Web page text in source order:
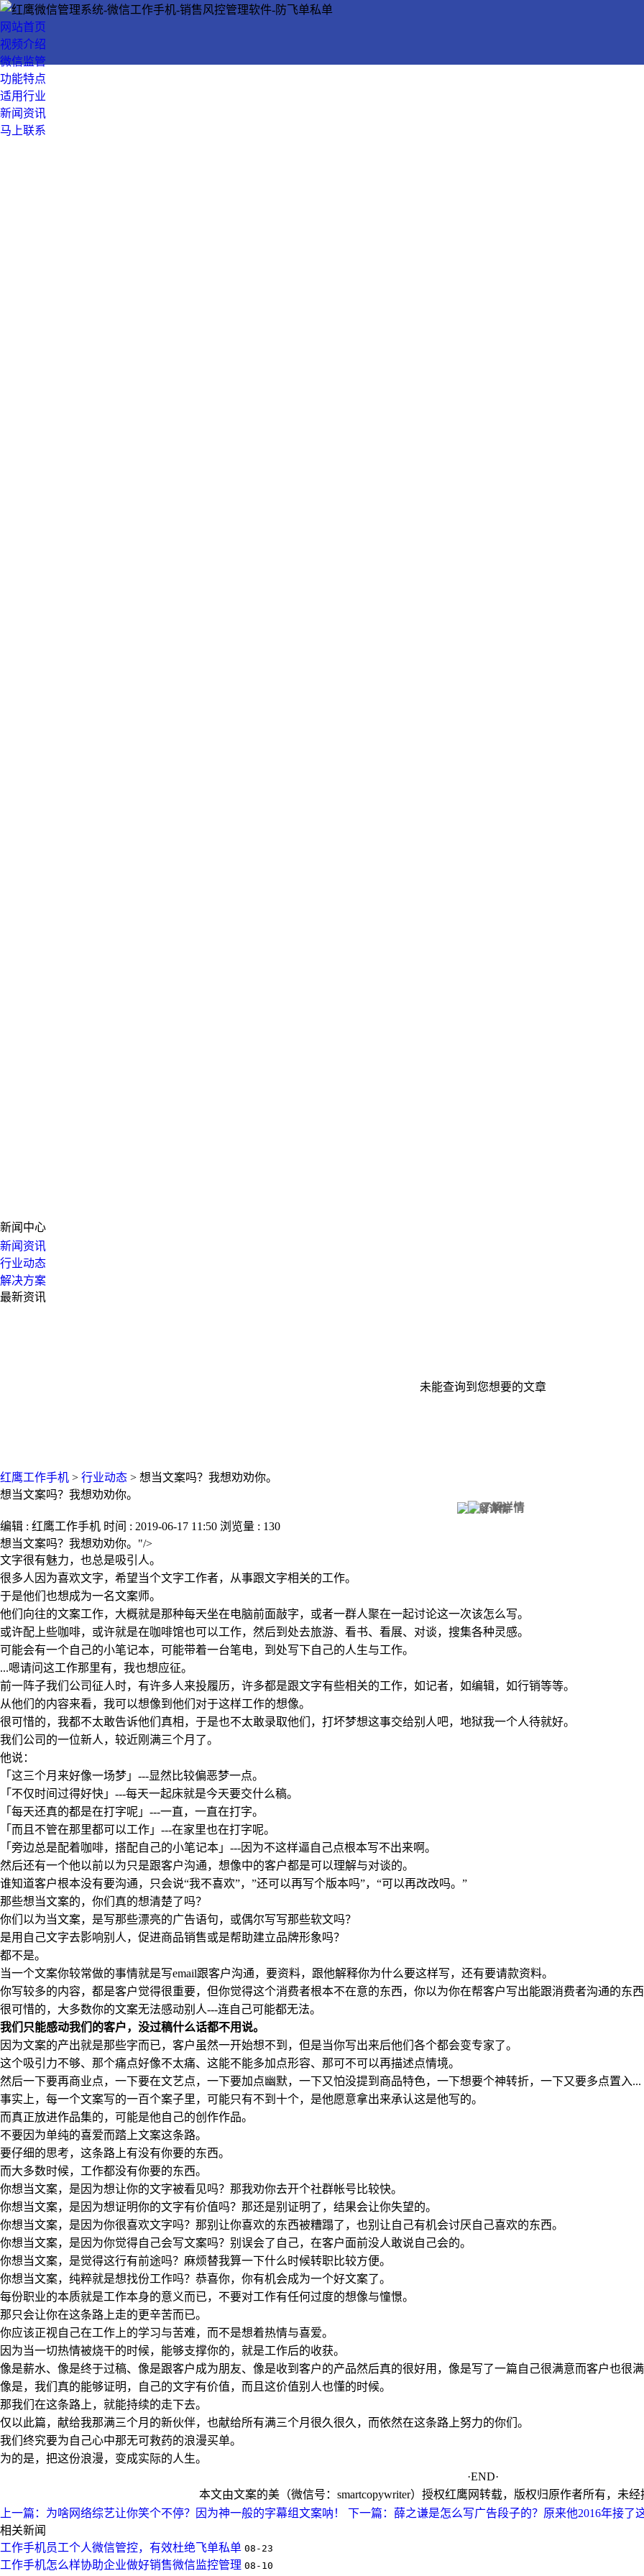
网站首页
视频介绍
微信监管
功能特点
适用行业
新闻资讯
马上联系
新闻中心
新闻资讯
行业动态
解决方案
最新资讯
未能查询到您想要的文章
红鹰工作手机 > 行业动态 > 想当文案吗？我想劝劝你。
想当文案吗？我想劝劝你。
编辑 : 红鹰工作手机 时间 : 2019-06-17 11:50 浏览量 : 130
想当文案吗？我想劝劝你。"/>
文字很有魅力，也总是吸引人。
很多人因为喜欢文字，希望当个文字工作者，从事跟文字相关的工作。
于是他们也想成为一名文案师。
他们向往的文案工作，大概就是那种每天坐在电脑前面敲字，或者一群人聚在一起讨论这一次该怎么写。
或许配上些咖啡，或许就是在咖啡馆也可以工作，然后到处去旅游、看书、看展、对谈，搜集各种灵感。
可能会有一个自己的小笔记本，可能带着一台笔电，到处写下自己的人生与工作。
...嗯请问这工作那里有，我也想应征。
前一阵子我们公司征人时，有许多人来投履历，许多都是跟文字有些相关的工作，如记者，如编辑，如行销等等。
从他们的内容来看，我可以想像到他们对于这样工作的想像。
很可惜的，我都不太敢告诉他们真相，于是也不太敢录取他们，打坏梦想这事交给别人吧，地狱我一个人待就好。
我们公司的一位新人，较近刚满三个月了。
他说：
「这三个月来好像一场梦」---显然比较偏恶梦一点。
「不仅时间过得好快」---每天一起床就是今天要交什么稿。
「每天还真的都是在打字呢」---一直，一直在打字。
「而且不管在那里都可以工作」---在家里也在打字呢。
「旁边总是配着咖啡，搭配自己的小笔记本」---因为不这样逼自己点根本写不出来啊。
然后还有一个他以前以为只是跟客户沟通，想像中的客户都是可以理解与对谈的。
谁知道客户根本没有要沟通，只会说“我不喜欢”，”还可以再写个版本吗”，“可以再改改吗。”
那些想当文案的，你们真的想清楚了吗？
你们以为当文案，是写那些漂亮的广告语句，或偶尔写写那些软文吗？
是用自己文字去影响别人，促进商品销售或是帮助建立品牌形象吗？
都不是。
当一个文案你较常做的事情就是写email跟客户沟通，要资料，跟他解释你为什么要这样写，还有要请款资料。
你写较多的内容，都是客户觉得很重要，但你觉得这个消费者根本不在意的东西，你以为你在帮客户写出能跟消费者沟通的东
很可惜的，大多数你的文案无法感动别人---连自己可能都无法。
我们只能感动我们的客户，没过稿什么话都不用说。
因为文案的产出就是那些字而已，客户虽然一开始想不到，但是当你写出来后他们各个都会变专家了。
这个吸引力不够、那个痛点好像不太痛、这能不能多加点形容、那可不可以再描述点情境。
然后一下要再商业点，一下要在文艺点，一下要加点幽默，一下又怕没提到商品特色，一下想要个神转折，一下又要多点置入...
事实上，每一个文案写的一百个案子里，可能只有不到十个，是他愿意拿出来承认这是他写的。
而真正放进作品集的，可能是他自己的创作作品。
不要因为单纯的喜爱而踏上文案这条路。
要仔细的思考，这条路上有没有你要的东西。
而大多数时候，工作都没有你要的东西。
你想当文案，是因为想让你的文字被看见吗？那我劝你去开个社群帐号比较快。
你想当文案，是因为想证明你的文字有价值吗？那还是别证明了，结果会让你失望的。
你想当文案，是因为你很喜欢文字吗？那别让你喜欢的东西被糟蹋了，也别让自己有机会讨厌自己喜欢的东西。
你想当文案，是因为你觉得自己会写文案吗？别误会了自己，在客户面前没人敢说自己会的。
你想当文案，是觉得这行有前途吗？麻烦替我算一下什么时候转职比较方便。
你想当文案，纯粹就是想找份工作吗？恭喜你，你有机会成为一个好文案了。
每份职业的本质就是工作本身的意义而已，不要对工作有任何过度的想像与憧憬。
那只会让你在这条路上走的更辛苦而已。
你应该正视自己在工作上的学习与苦难，而不是想着热情与喜爱。
因为当一切热情被烧干的时候，能够支撑你的，就是工作后的收获。
像是薪水、像是终于过稿、像是跟客户成为朋友、像是收到客户的产品然后真的很好用，像是写了一篇自己很满意而客户也很
像是，我们真的能够证明，自己的文字有价值，而且这价值别人也懂的时候。
那我们在这条路上，就能持续的走下去。
仅以此篇，献给我那满三个月的新伙伴，也献给所有满三个月很久很久，而依然在这条路上努力的你们。
我们终究要为自己心中那无可救药的浪漫买单。
为的是，把这份浪漫，变成实际的人生。
·END·
本文由文案的美（微信号：smartcopywriter）授权红鹰网转载，版权归原作者所有，未
上一篇：为啥网络综艺让你笑个不停？因为神一般的字幕组文案呐！
下一篇：薛之谦是怎么写广告段子的？原来他2016年接了
相关新闻
工作手机员工个人微信管控，有效杜绝飞单私单 08-23
工作手机怎么样协助企业做好销售微信监控管理 08-10